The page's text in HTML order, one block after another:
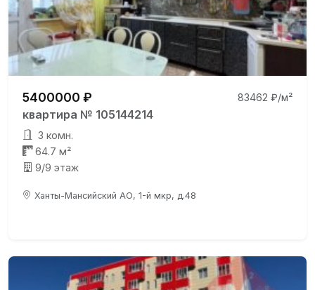
5400000 ₽ 83462 ₽/м²
квартира № 105144214
3 комн.
64.7 м²
9/9 этаж
Ханты-Мансийский АО, 1-й мкр, д.48